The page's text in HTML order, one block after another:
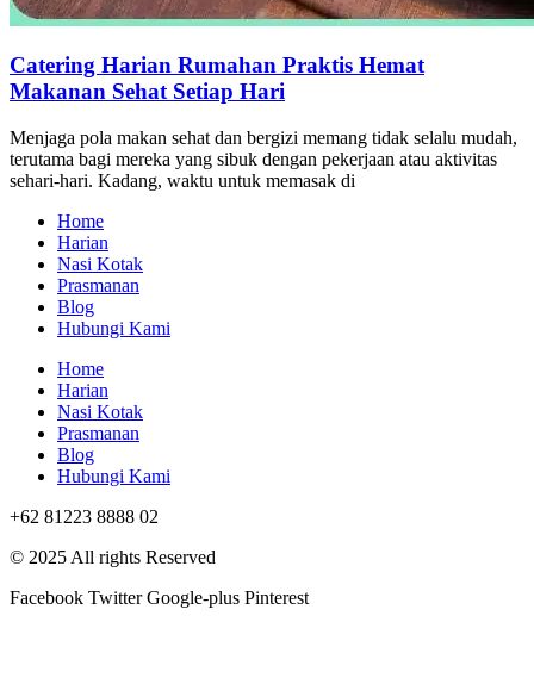
Catering Harian Rumahan Praktis Hemat
Makanan Sehat Setiap Hari
Menjaga pola makan sehat dan bergizi memang tidak selalu mudah,
terutama bagi mereka yang sibuk dengan pekerjaan atau aktivitas
sehari-hari. Kadang, waktu untuk memasak di
Home
Harian
Nasi Kotak
Prasmanan
Blog
Hubungi Kami
Home
Harian
Nasi Kotak
Prasmanan
Blog
Hubungi Kami
+62 81223 8888 02
© 2025 All rights Reserved
Facebook Twitter Google-plus Pinterest